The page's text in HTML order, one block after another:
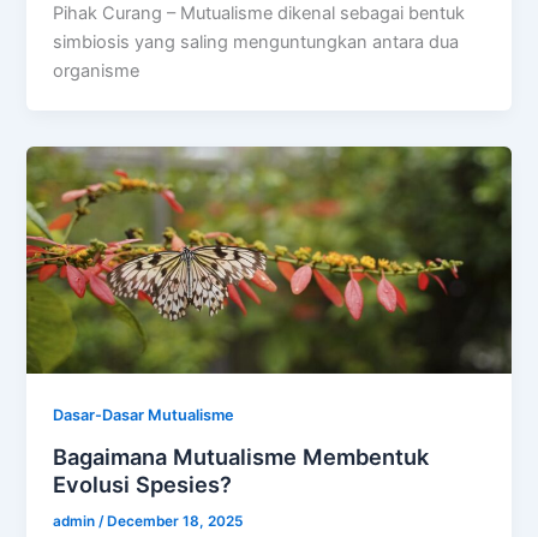
Pihak Curang – Mutualisme dikenal sebagai bentuk
simbiosis yang saling menguntungkan antara dua
organisme
Dasar-Dasar Mutualisme
Bagaimana Mutualisme Membentuk
Evolusi Spesies?
admin /December 18, 2025